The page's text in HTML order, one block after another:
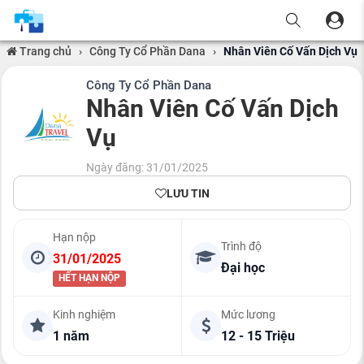
Trang chủ › Công Ty Cổ Phần Dana › Nhân Viên Cố Vấn Dịch Vụ
Công Ty Cổ Phần Dana
Nhân Viên Cố Vấn Dịch
Vụ
Ngày đăng: 31/01/2025
LƯU TIN
Hạn nộp
31/01/2025
HẾT HẠN NỘP
Trình độ
Đại học
Kinh nghiệm
1 năm
Mức lương
12 - 15 Triệu